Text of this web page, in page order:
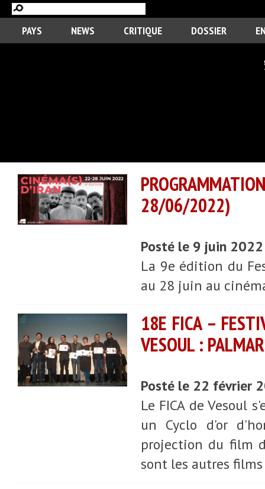
PAYS NEWS CRITIQUE DOSSIER
28/06/2022)
Posté le 9 juin
La 9e édition du
au 28 juin au
18E FICA –
VESOUL :
Posté le 22 février
Le FICA de Vesoul
un Cyclo d'or
projection du film
sont les autres